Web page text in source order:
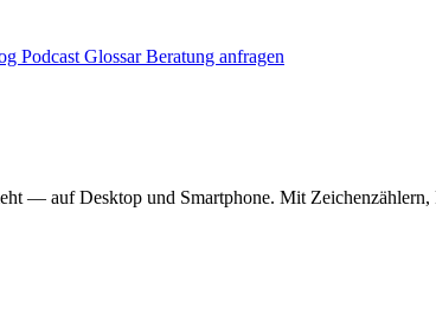
Podcast GlossarBeratung anfragen
— auf Desktop und Smartphone. Mit